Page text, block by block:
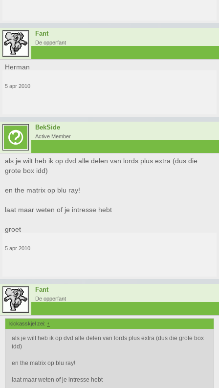
Fant
De opperfant
Herman
5 apr 2010
BekSide
Active Member
als je wilt heb ik op dvd alle delen van lords plus extra (dus die
grote box idd)
en the matrix op blu ray!
laat maar weten of je intresse hebt
groet
5 apr 2010
Fant
De opperfant
kickasskjel zei: ↑
als je wilt heb ik op dvd alle delen van lords plus extra (dus die grote box
idd)
en the matrix op blu ray!
laat maar weten of je intresse hebt